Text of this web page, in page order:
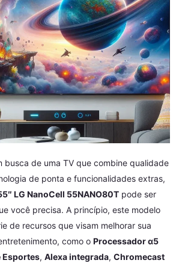
busca de uma TV que combine qualidade
de ponta e funcionalidades extras,
LG NanoCell 55NANO80T pode ser
você precisa. A princípio, este modelo
de recursos que visam melhorar sua
como o Processador α5
Esportes, Alexa integrada, Chromecast